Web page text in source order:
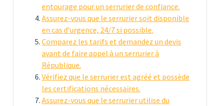
entourage pour un serrurier de confiance.
Assurez-vous que le serrurier soit disponible
en cas d’urgence, 24/7 si possible.
Comparez les tarifs et demandez un devis
avant de faire appel à un serrurier à
République.
Vérifiez que le serrurier est agréé et possède
les certifications nécessaires.
Assurez-vous que le serrurier utilise du